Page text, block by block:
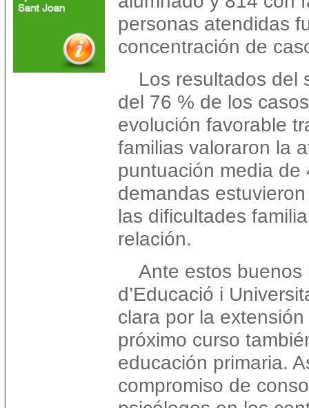
personas atendidas
concentración de
Los resultados del
del 76 % de los
evolución favorable
familias valoraron la
puntuación media
demandas
las dificultades
relación.
Ante estos buenos
d’Educació i
clara por la
próximo curso
educación primaria.
compromiso de